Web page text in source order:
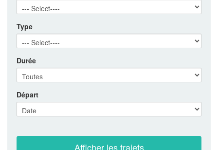
Type
Durée
Départ